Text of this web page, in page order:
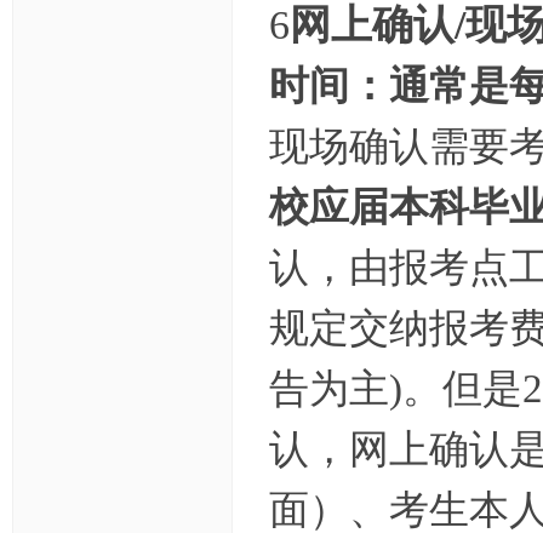
6 网上确认/现
时间：通常是
现场确认需要
校应届本科毕
认，由报考点
规定交纳报考
告为主)。 但是
认， 网上确认
面）、考生本